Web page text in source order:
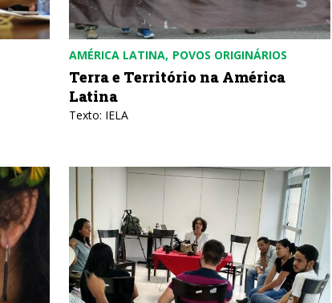
AMÉRICA LATINA POVOS ORIGINÁRIOS
Terra e Território na América
Latina
Texto: IELA